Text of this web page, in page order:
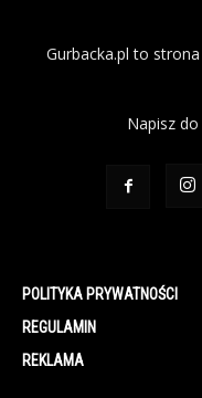
Gurbacka.pl to
Napisz do
POLITYKA PRYWATNOŚCI
REGULAMIN
REKLAMA